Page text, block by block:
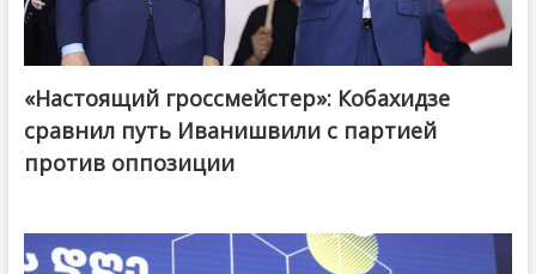
@ქართული ოცნება / Georgian Dream
«Настоящий гроссмейстер»: Кобахидзе
сравнил путь Иванишвили с партией
против оппозиции